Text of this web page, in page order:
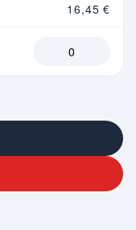
16,45 €